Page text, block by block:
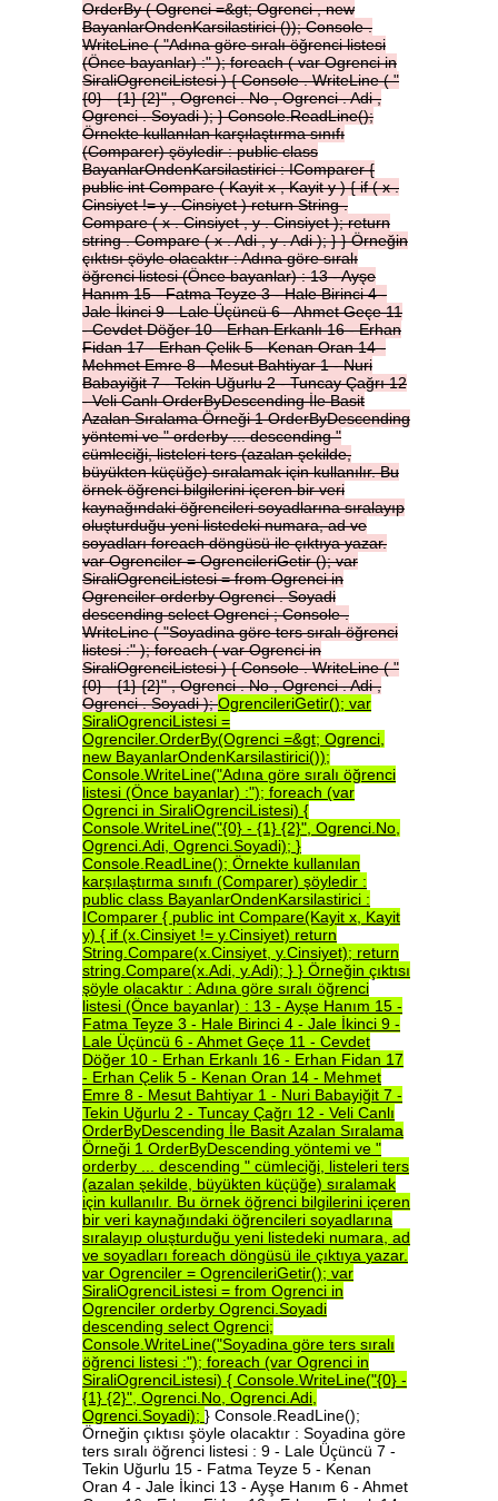
OrderBy(Ogrenci=&gt;Ogrenci,new
BayanlarOndenKarsilastirici());Console.
WriteLine("Adınagöresıralıöğrencilistesi
(Öncebayanlar):");foreach(varOgrenciin
SiraliOgrenciListesi){Console.WriteLine("
{0}-{1}{2}",Ogrenci.No,Ogrenci.Adi,
Ogrenci.Soyadi);}Console.ReadLine();
Örnektekullanılankarşılaştırmasınıfı
(Comparer)şöyledir:publicclass
BayanlarOndenKarsilastirici:IComparer{
publicintCompare(Kayitx,Kayity){if(x.
Cinsiyet!=y.Cinsiyet)returnString.
Compare(x.Cinsiyet,y.Cinsiyet);return
string.Compare(x.Adi,y.Adi);}}Örneğin
çıktısışöyleolacaktır:Adınagöresıralı
öğrencilistesi(Öncebayanlar):13-Ayşe
Hanım15-FatmaTeyze3-HaleBirinci4-
Jaleİkinci9-LaleÜçüncü6-AhmetGeçe11
-CevdetDöğer10-ErhanErkanlı16-Erhan
Fidan17-ErhanÇelik5-KenanOran14-
MehmetEmre8-MesutBahtiyar1-Nuri
Babayiğit7-TekinUğurlu2-TuncayÇağrı12
-VeliCanlıOrderByDescendingİleBasit
AzalanSıralamaÖrneği1OrderByDescending
yöntemive"orderby...descending"
cümleciği,listeleriters(azalanşekilde,
büyüktenküçüğe)sıralamakiçinkullanılır.Bu
örneköğrencibilgileriniiçerenbirveri
kaynağındakiöğrencilerisoyadlarınasıralayıp
oluşturduğuyenilistedekinumara,adve
soyadlarıforeachdöngüsüileçıktıyayazar.
varOgrenciler=OgrencileriGetir();var
SiraliOgrenciListesi=fromOgrenciin
OgrencilerorderbyOgrenci.Soyadi
descendingselectOgrenci;Console.
WriteLine("Soyadinagöreterssıralıöğrenci
listesi:");foreach(varOgrenciin
SiraliOgrenciListesi){Console.WriteLine("
{0}-{1}{2}",Ogrenci.No,Ogrenci.Adi,
Ogrenci.Soyadi);OgrencileriGetir(); var
SiraliOgrenciListesi =
Ogrenciler.OrderBy(Ogrenci =&gt; Ogrenci,
new BayanlarOndenKarsilastirici());
Console.WriteLine("Adına göre sıralı öğrenci
listesi (Önce bayanlar) :"); foreach (var
Ogrenci in SiraliOgrenciListesi) {
Console.WriteLine("{0} - {1} {2}", Ogrenci.No,
Ogrenci.Adi, Ogrenci.Soyadi); }
Console.ReadLine(); Örnekte kullanılan
karşılaştırma sınıfı (Comparer) şöyledir :
public class BayanlarOndenKarsilastirici :
IComparer { public int Compare(Kayit x, Kayit
y) { if (x.Cinsiyet != y.Cinsiyet) return
String.Compare(x.Cinsiyet, y.Cinsiyet); return
string.Compare(x.Adi, y.Adi); } } Örneğin çıktısı
şöyle olacaktır : Adına göre sıralı öğrenci
listesi (Önce bayanlar) : 13 - Ayşe Hanım 15 -
Fatma Teyze 3 - Hale Birinci 4 - Jale İkinci 9 -
Lale Üçüncü 6 - Ahmet Geçe 11 - Cevdet
Döğer 10 - Erhan Erkanlı 16 - Erhan Fidan 17
- Erhan Çelik 5 - Kenan Oran 14 - Mehmet
Emre 8 - Mesut Bahtiyar 1 - Nuri Babayiğit 7 -
Tekin Uğurlu 2 - Tuncay Çağrı 12 - Veli Canlı
OrderByDescending İle BasitAzalan Sıralama
Örneği 1 OrderByDescending yöntemi ve "
orderby ... descending " cümleciği, listeleri ters
(azalan şekilde, büyükten küçüğe) sıralamak
için kullanılır. Bu örnek öğrenci bilgilerini içeren
bir veri kaynağındaki öğrencileri soyadlarına
sıralayıp oluşturduğu yeni listedeki numara, ad
ve soyadları foreach döngüsü ile çıktıya yazar.
var Ogrenciler = OgrencileriGetir(); var
SiraliOgrenciListesi = from Ogrenci in
Ogrenciler orderby Ogrenci.Soyadi
descending select Ogrenci;
Console.WriteLine("Soyadina göre ters sıralı
öğrenci listesi :"); foreach (var Ogrenci in
SiraliOgrenciListesi) { Console.WriteLine("{0} -
{1} {2}", Ogrenci.No, Ogrenci.Adi,
Ogrenci.Soyadi); } Console.ReadLine();
Örneğin çıktısı şöyle olacaktır : Soyadina göre
ters sıralı öğrenci listesi : 9 - Lale Üçüncü 7 -
Tekin Uğurlu 15 - Fatma Teyze 5 - Kenan
Oran 4 - Jale İkinci 13 - Ayşe Hanım 6 - Ahmet